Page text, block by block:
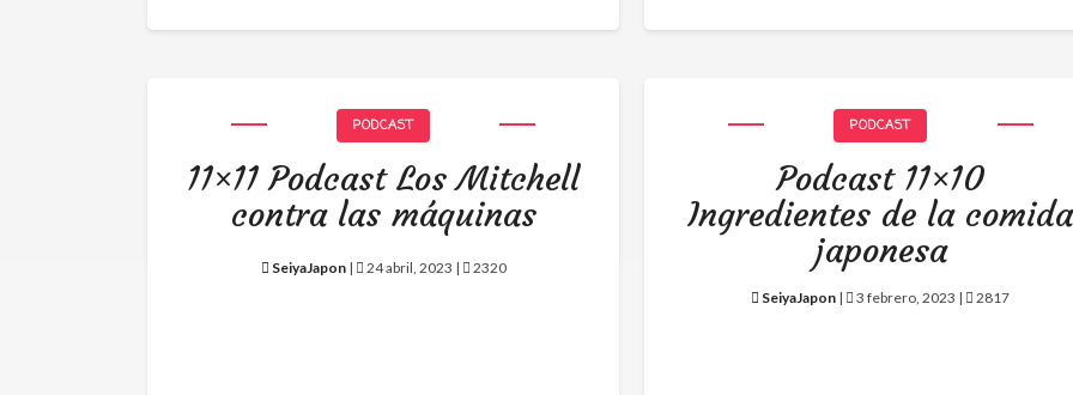
PODCAST
11×11 Podcast Los Mitchell
contra las máquinas
SeiyaJapon| 24 abril, 2023 | 2320
PODCAST
Podcast 11×10
Ingredientes de la comida
japonesa
SeiyaJapon | 3 febrero, 2023 | 2817